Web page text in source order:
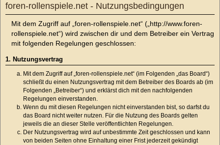
foren-rollenspiele.net - Nutzungsbedingungen
Mit dem Zugriff auf „foren-rollenspiele.net“ („http://www.foren-
rollenspiele.net“) wird zwischen dir und dem Betreiber ein Vertrag
mit folgenden Regelungen geschlossen:
1. Nutzungsvertrag
Mit dem Zugriff auf „foren-rollenspiele.net“ (im Folgenden „das Board“)
schließt du einen Nutzungsvertrag mit dem Betreiber des Boards ab (im
Folgenden „Betreiber“) und erklärst dich mit den nachfolgenden
Regelungen einverstanden.
Wenn du mit diesen Regelungen nicht einverstanden bist, so darfst du
das Board nicht weiter nutzen. Für die Nutzung des Boards gelten
jeweils die an dieser Stelle veröffentlichten Regelungen.
Der Nutzungsvertrag wird auf unbestimmte Zeit geschlossen und kann
von beiden Seiten ohne Einhaltung einer Frist jederzeit gekündigt